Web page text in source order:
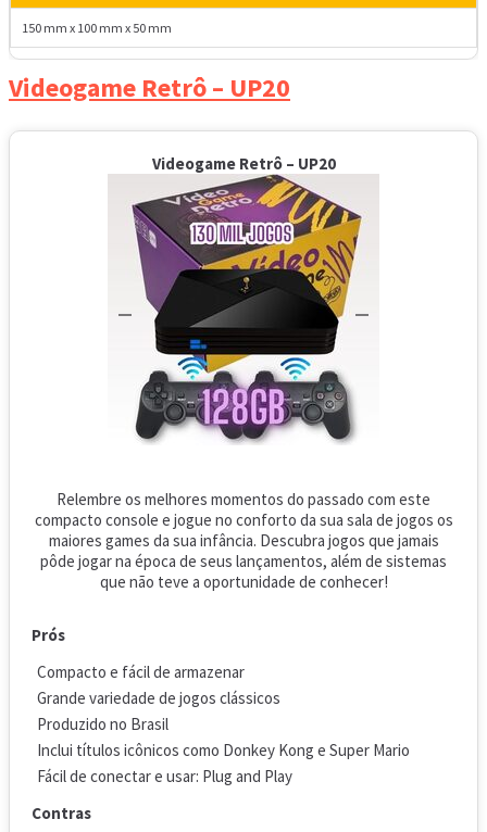
150 mm x 100 mm x 50 mm
Videogame Retrô – UP20
Videogame Retrô – UP20
Relembre os melhores momentos do passado com este
compacto console e jogue no conforto da sua sala de jogos os
maiores games da sua infância. Descubra jogos que jamais
pôde jogar na época de seus lançamentos, além de sistemas
que não teve a oportunidade de conhecer!
Prós
Compacto e fácil de armazenar
Grande variedade de jogos clássicos
Produzido no Brasil
Inclui títulos icônicos como Donkey Kong e Super Mario
Fácil de conectar e usar: Plug and Play
Contras